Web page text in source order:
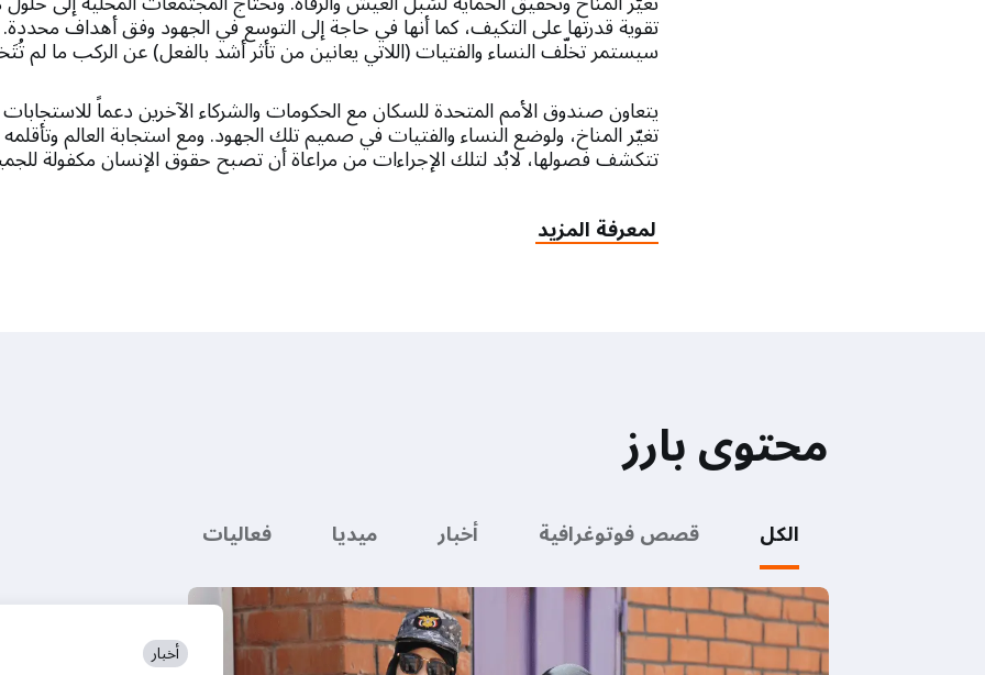
تقوية قدرتها على التكيف، كما أنها في حاجة إلى التوسع في الجهود وفق أهداف
سيستمر تخلّف النساء والفتيات (اللاتي يعانين من تأثر أشد بالفعل) عن الركب ما لم
يتعاون صندوق الأمم المتحدة للسكان مع الحكومات والشركاء الآخرين دعماً للاستجابات
تغيّر المناخ، ولوضع النساء والفتيات في صميم تلك الجهود. ومع استجابة العالم وتأقلمه
تتكشف فصولها، لابُد لتلك الإجراءات من مراعاة أن تصبح حقوق الإنسان مكفولة
لمعرفة المزيد
محتوى بارز
الكل قصص فوتوغرافية أخبار ميديا فعاليات
أخبار